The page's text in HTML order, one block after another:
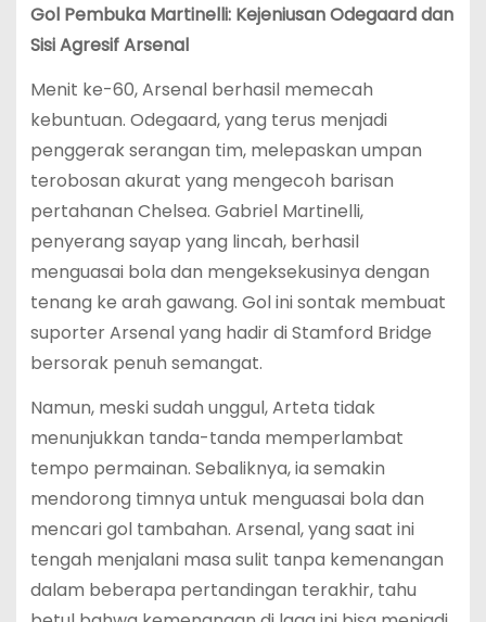
Gol Pembuka Martinelli: Kejeniusan Odegaard dan
Sisi Agresif Arsenal
Menit ke-60, Arsenal berhasil memecah
kebuntuan. Odegaard, yang terus menjadi
penggerak serangan tim, melepaskan umpan
terobosan akurat yang mengecoh barisan
pertahanan Chelsea. Gabriel Martinelli,
penyerang sayap yang lincah, berhasil
menguasai bola dan mengeksekusinya dengan
tenang ke arah gawang. Gol ini sontak membuat
suporter Arsenal yang hadir di Stamford Bridge
bersorak penuh semangat.
Namun, meski sudah unggul, Arteta tidak
menunjukkan tanda-tanda memperlambat
tempo permainan. Sebaliknya, ia semakin
mendorong timnya untuk menguasai bola dan
mencari gol tambahan. Arsenal, yang saat ini
tengah menjalani masa sulit tanpa kemenangan
dalam beberapa pertandingan terakhir, tahu